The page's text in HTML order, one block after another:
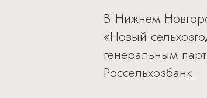
В Нижнем
«Новый
генеральным
Россельхозбанк.